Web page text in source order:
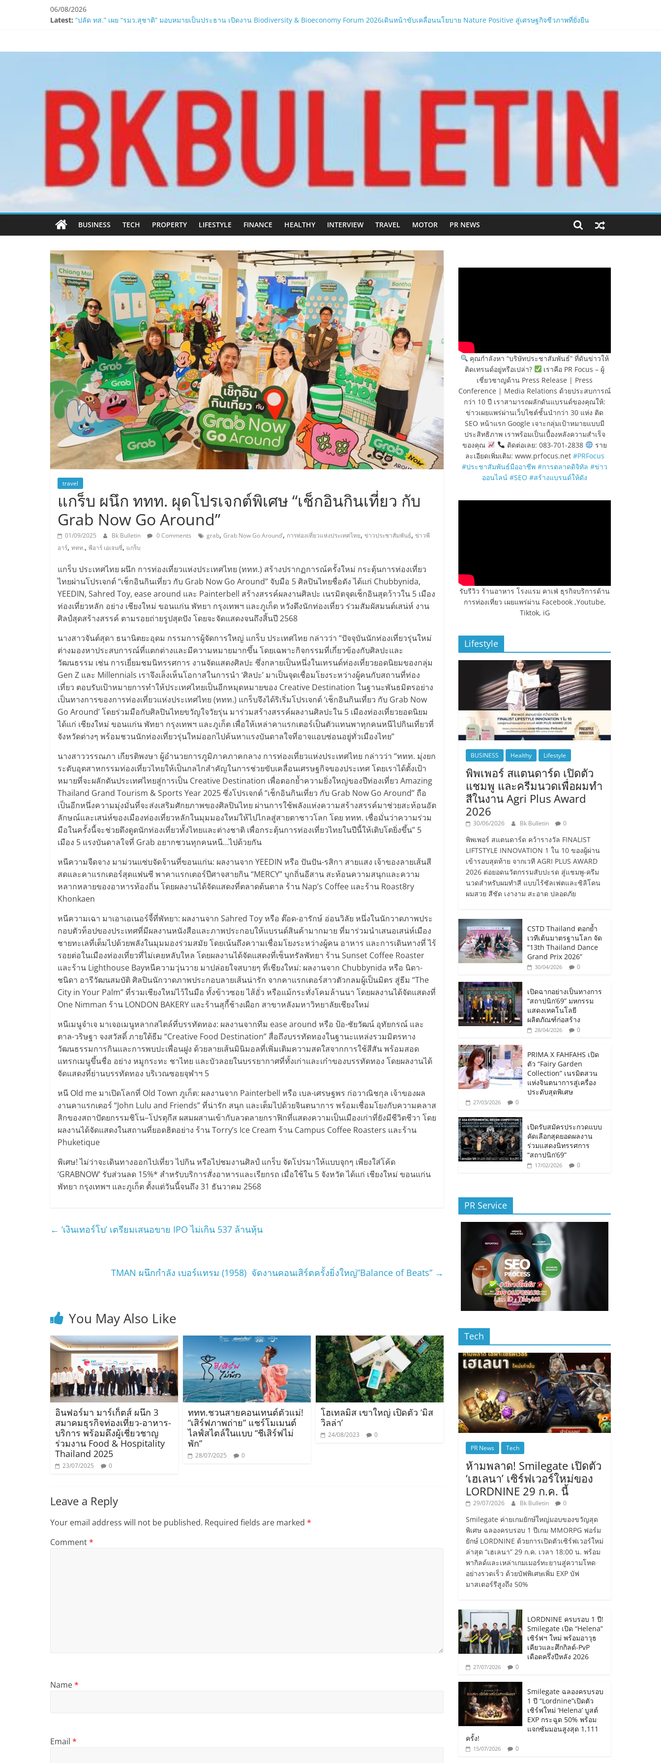
06/08/2026
Latest: “ปลัด ทส.” เผย “รมว.สุชาติ” มอบหมายเป็นประธาน เปิดงาน Biodiversity & Bioeconomy Forum 2026เดินหน้าขับเคลื่อนนโยบาย Nature Positive สู่เศรษฐกิจชีวภาพที่ยั่งยืน
Smilegate ฉลองครบรอบ 1 ปี “Lordnine”เปิดตัวเซิร์ฟใหม่ ‘Helena’ บูสต์ EXP กระฉูด 50% พร้อมแจกซัมมอนสูงสุด 1,111 ครั้ง!
ZTE จับมือ AIS อัปเกรด Backbone Networkสำหรับภาครัฐและองค์กรธุรกิจ มุ่งเสริมรากฐานเศรษฐกิจดิจิทัลให้แกร่งยิ่งขึ้น
www.bkbulletin.com
ข่าว
ครบ
ด้าน
BUSINESS TECH PROPERTY LIFESTYLE FINANCE HEALTHY INTERVIEW TRAVEL MOTOR PR NEWS
travel
แกร็บ ผนึก ททท. ผุดโปรเจกต์พิเศษ “เช็กอินกินเที่ยว กับ
Grab Now Go Around”
01/09/2025 Bk Bulletin 0 Comments grab, Grab Now Go Around’, การท่องเที่ยวแห่งประเทศไทย, ข่าวประชาสัมพันธ์, ข่าวพี
อาร์, ททท., พีอาร์ เอเจนซี่, แกร็บ
แกร็บ ประเทศไทย ผนึก การท่องเที่ยวแห่งประเทศไทย (ททท.) สร้างปรากฏการณ์ครั้งใหม่ กระตุ้นการท่องเที่ยว
ไทยผ่านโปรเจกต์ “เช็กอินกินเที่ยว กับ Grab Now Go Around” จับมือ 5 ศิลปินไทยชื่อดัง ได้แก่ Chubbynida,
YEEDIN, Sahred Toy, ease around และ Painterbell สร้างสรรค์ผลงานศิลปะ เนรมิตจุดเช็กอินสุดว้าวใน 5 เมือง
ท่องเที่ยวหลัก อย่าง เชียงใหม่ ขอนแก่น พัทยา กรุงเทพฯ และภูเก็ต หวังดึงนักท่องเที่ยว ร่วมสัมผัสมนต์เสน่ห์ งาน
ศิลป์สุดสร้างสรรค์ ตามรอยถ่ายรูปสุดปัง โดยจะจัดแสดงจนถึงสิ้นปี 2568
นางสาวจันต์สุดา ธนานิตยะอุดม กรรมการผู้จัดการใหญ่ แกร็บ ประเทศไทย กล่าวว่า “ปัจจุบันนักท่องเที่ยวรุ่นใหม่
ต่างมองหาประสบการณ์ที่แตกต่างและมีความหมายมากขึ้น โดยเฉพาะกิจกรรมที่เกี่ยวข้องกับศิลปะและ
วัฒนธรรม เช่น การเยี่ยมชมนิทรรศการ งานจัดแสดงศิลปะ ซึ่งกลายเป็นหนึ่งในเทรนด์ท่องเที่ยวยอดนิยมของกลุ่ม
Gen Z และ Millennials เราจึงเล็งเห็นโอกาสในการนำ ‘ศิลปะ’ มาเป็นจุดเชื่อมโยงระหว่างผู้คนกับสถานที่ท่อง
เที่ยว ตอบรับเป้าหมายการทำให้ประเทศไทยเป็นอีกหมุดหมายของ Creative Destination ในฐานะพันธมิตรอย่าง
เป็นทางการของการท่องเที่ยวแห่งประเทศไทย (ททท.) แกร็บจึงได้ริเริ่มโปรเจกต์ ‘เช็กอินกินเที่ยว กับ Grab Now
Go Around’ โดยร่วมมือกับศิลปินไทยขวัญใจวัยรุ่น มาร่วมสร้างสรรค์ผลงานศิลปะใน 5 เมืองท่องเที่ยวยอดนิยม
ได้แก่ เชียงใหม่ ขอนแก่น พัทยา กรุงเทพฯ และภูเก็ต เพื่อให้เหล่าคาแรกเตอร์เป็นตัวแทนพาทุกคนหนีไปกินเที่ยวที่
จังหวัดต่างๆ พร้อมชวนนักท่องเที่ยวรุ่นใหม่ออกไปค้นหาแรงบันดาลใจที่อาจแอบซ่อนอยู่ทั่วเมืองไทย”
นางสาววรรณภา เกียรติพงษา ผู้อำนวยการภูมิภาคภาคกลาง การท่องเที่ยวแห่งประเทศไทย กล่าวว่า “ททท. มุ่งยก
ระดับอุตสาหกรรมท่องเที่ยวไทยให้เป็นกลไกสำคัญในการช่วยขับเคลื่อนเศรษฐกิจของประเทศ โดยเราได้ตั้งเป้า
หมายที่จะผลักดันประเทศไทยสู่การเป็น Creative Destination เพื่อตอกย้ำความยิ่งใหญ่ของปีท่องเที่ยว Amazing
Thailand Grand Tourism & Sports Year 2025 ซึ่งโปรเจกต์ “เช็กอินกินเที่ยว กับ Grab Now Go Around” ถือ
เป็นอีกหนึ่งความมุ่งมั่นที่จะส่งเสริมศักยภาพของศิลปินไทย ผ่านการใช้พลังแห่งความสร้างสรรค์มาช่วยสะท้อนอัต
ลักษณ์และเสน่ห์ของเมืองท่องเที่ยวหลักในมุมมองใหม่ให้ไปไกลสู่สายตาชาวโลก โดย ททท. เชื่อมั่นว่าความร่วม
มือในครั้งนี้จะช่วยดึงดูดนักท่องเที่ยวทั้งไทยและต่างชาติ เพื่อกระตุ้นการท่องเที่ยวไทยในปีนี้ให้เติบโตยิ่งขึ้น” 5
เมือง 5 แรงบันดาลใจที่ Grab อยากชวนทุกคนหนี…ไปด้วยกัน
หนีความจืดจาง มาม่วนแซ่บจัดจ้านที่ขอนแก่น: ผลงานจาก YEEDIN หรือ ปันปัน-รสิกา สายแสง เจ้าของลายเส้นสี
สดและคาแรกเตอร์สุดแฟนซี พาคาแรกเตอร์ปีศาจสายกิน “MERCY” บุกถิ่นอีสาน สะท้อนความสนุกและความ
หลากหลายของอาหารท้องถิ่น โดยผลงานได้จัดแสดงที่ตลาดต้นตาล ร้าน Nap’s Coffee และร้าน Roast8ry
Khonkaen
หนีความเฉา มาเอาเอเนอร์จี้ที่พัทยา: ผลงานจาก Sahred Toy หรือ ต๊อด-อารักษ์ อ่อนวิลัย หนึ่งในนักวาดภาพประ
กอบตัวท็อปของประเทศที่มีผลงานหนังสือและภาพประกอบให้แบรนด์สินค้ามากมาย ที่มาร่วมนำเสนอเสน่ห์เมือง
ชายทะเลที่เต็มไปด้วยพลังในมุมมองร่วมสมัย โดยเน้นถึงความเชื่อมโยงระหว่างผู้คน อาหาร และการเดินทางที่ ไร้
รอยต่อในเมืองท่องเที่ยวที่ไม่เคยหลับใหล โดยผลงานได้จัดแสดงที่เซ็นทรัลพัทยา ร้าน Sunset Coffee Roaster
และร้าน Lighthouse Bayหนีความวุ่นวาย มาปล่อยใจสบายๆ ที่เชียงใหม่: ผลงานจาก Chubbynida หรือ นิดา-
ชนิดา อารีวัฒนสมบัติ ศิลปินนักวาดภาพประกอบลายเส้นน่ารัก จากคาแรกเตอร์สาวตัวกลมผู้เป็นมิตร สู่ธีม “The
City in Your Palm” ที่รวมเชียงใหม่ไว้ในมือ ทั้งข้าวซอย ไส้อั่ว หรือแม้กระทั่งโคมล้านนา โดยผลงานได้จัดแสดงที่
One Nimman ร้าน LONDON BAKERY และร้านสุกี้ช้างเผือก สาขาหลังมหาวิทยาลัยเชียงใหม่
หนีเมนูจำเจ มาเจอเมนูหลากสไตล์ที่บรรทัดทอง: ผลงานจากทีม ease around หรือ ป้อ-ชัยวัฒน์ อุทัยกรณ์ และ
ตาล-วริษฐา จงสวัสดิ์ ภายใต้ธีม “Creative Food Destination” สื่อถึงบรรทัดทองในฐานะแหล่งรวมมิตรทาง
วัฒนธรรมการกินและการพบปะเพื่อนฝูง ด้วยลายเส้นมินิมอลที่เพิ่มเติมความสดใสจากการใช้สีสัน พร้อมสอด
แทรกเมนูขึ้นชื่อ อย่าง หมูกระทะ ชาไทย และบัวลอยในบรรยากาศที่ทั้งเก่าและเก๋าของบรรทัดทอง โดยผลงานได้
จัดแสดงที่ย่านบรรทัดทอง บริเวณซอยจุฬาฯ 5
หนี Old me มาเปิดโลกที่ Old Town ภูเก็ต: ผลงานจาก Painterbell หรือ เบล-เศรษฐพร ก่อวาณิชกุล เจ้าของผล
งานคาแรกเตอร์ “John Lulu and Friends” ที่น่ารัก สนุก และเต็มไปด้วยจินตนาการ พร้อมเชื่อมโยงกับความคลาส
สิกของสถาปัตยกรรมชิโน–โปรตุกีส ผสมผสานเข้ากับลวดลายกราฟิกที่แสดงความเป็นเมืองเก่าที่ยังมีชีวิตชีวา โดย
ผลงานได้จัดแสดงในสถานที่ยอดฮิตอย่าง ร้าน Torry’s Ice Cream ร้าน Campus Coffee Roasters และร้าน
Phuketique
พิเศษ! ไม่ว่าจะเดินทางออกไปเที่ยว ไปกิน หรือไปชมงานศิลป์ แกร็บ จัดโปรมาให้แบบจุกๆ เพียงใส่โค้ด
‘GRABNOW’ รับส่วนลด 15%* สำหรับบริการสั่งอาหารและเรียกรถ เมื่อใช้ใน 5 จังหวัด ได้แก่ เชียงใหม่ ขอนแก่น
พัทยา กรุงเทพฯ และภูเก็ต ตั้งแต่วันนี้จนถึง 31 ธันวาคม 2568
← ‘เงินเทอร์โบ’ เตรียมเสนอขาย IPO ไม่เกิน 537 ล้านหุ้น
TMAN ผนึกกำลัง เบอร์แทรม (1958) จัดงานคอนเสิร์ตครั้งยิ่งใหญ่”Balance of Beats” →
You May Also Like
อินฟอร์มา มาร์เก็ตส์ ผนึก 3
สมาคมธุรกิจท่องเที่ยว-อาหาร-
บริการ พร้อมดึงผู้เชี่ยวชาญ
ร่วมงาน Food & Hospitality
Thailand 2025
23/07/2025 0
ททท.ชวนสายคอนเทนต์ตัวแม่!
“เสิร์ฟภาพถ่าย” แชร์โมเมนต์
ไลฟ์สไตล์ในแบบ “ชีเสิร์ฟไม่
พัก”
28/07/2025 0
โฮเทลมิส เขาใหญ่ เปิดตัว ‘มิส
วิลล่า’
24/08/2023 0
Leave a Reply
Your email address will not be published. Required fields are marked *
Comment*
Name*
Email *
คุณกำลังหา “บริษัทประชาสัมพันธ์” ที่ดันข่าวให้
ติดเทรนด์อยู่หรือเปล่า?
เราคือ PR Focus – ผู้
เชี่ยวชาญด้าน Press Release | Press
Conference | Media Relations ด้วยประสบการณ์
กว่า 10 ปี เราสามารถผลักดันแบรนด์ของคุณให้:
ข่าวเผยแพร่ผ่านเว็บไซต์ชั้นนำกว่า 30 แห่ง ติด
SEO หน้าแรก Google เจาะกลุ่มเป้าหมายแบบมี
ประสิทธิภาพ เราพร้อมเป็นเบื้องหลังความสำเร็จ
ของคุณ
ติดต่อเลย: 083-701-2838
ราย
ละเอียดเพิ่มเติม: www.prfocus.net #PRFocus
#ประชาสัมพันธ์มืออาชีพ #การตลาดดิจิทัล #ข่าว
ออนไลน์ #SEO #สร้างแบรนด์ให้ดัง
รับรีวิว ร้านอาหาร โรงแรม คาเฟ่ ธุรกิจบริการด้าน
การท่องเที่ยว เผยแพร่ผ่าน Facebook ,Youtube,
Tiktok, iG
Lifestyle
BUSINESS Healthy Lifestyle
พิพเพอร์ สแตนดาร์ด เปิดตัว
แชมพู และครีมนวดเพื่อผมทำ
สีในงาน Agri Plus Award
2026
30/06/2026 Bk Bulletin 0
พิพเพอร์ สแตนดาร์ด คว้ารางวัล FINALIST
LIFTSTYLE INNOVATION 1 ใน 10 ของผู้ผ่าน
เข้ารอบสุดท้าย จากเวที AGRI PLUS AWARD
2026 ต่อยอดนวัตกรรมสับปะรด สู่แชมพู-ครีม
นวดสำหรับผมทำสี แบบไร้ซัลเฟตและซิลิโคน
ผมสวย สีชัด เงางาม สะอาด ปลอดภัย
CSTD Thailand ตอกย้ำ
เวทีเต้นมาตรฐานโลก จัด
“13th Thailand Dance
Grand Prix 2026”
30/04/2026 0
เปิดฉากอย่างเป็นทางการ
“สถาปนิก’69” มหกรรม
แสดงเทคโนโลยี
ผลิตภัณฑ์ก่อสร้าง
28/04/2026 0
PRIMA X FAHFAHS เปิด
ตัว “Fairy Garden
Collection” เนรมิตสวน
แห่งจินตนาการสู่เครื่อง
ประดับสุดพิเศษ
27/03/2026 0
เปิดรับสมัครประกวดแบบ
คัดเลือกสุดยอดผลงาน
ร่วมแสดงนิทรรศการ
“สถาปนิก’69”
17/02/2026 0
PR Service
Tech
PR News Tech
ห้ามพลาด! Smilegate เปิดตัว
‘เฮเลนา’ เซิร์ฟเวอร์ใหม่ของ
LORDNINE 29 ก.ค. นี้
29/07/2026 Bk Bulletin 0
Smilegate ค่ายเกมยักษ์ใหญ่มอบของขวัญสุด
พิเศษ ฉลองครบรอบ 1 ปีเกม MMORPG ฟอร์ม
ยักษ์ LORDNINE ด้วยการเปิดตัวเซิร์ฟเวอร์ใหม่
ล่าสุด “เฮเลนา” 29 ก.ค. เวลา 18:00 น. พร้อม
พากิลด์และเหล่าเกมเมอร์ทะยานสู่ความโหด
อย่างรวดเร็ว ด้วยบัฟพิเศษเพิ่ม EXP บัฟ
มาสเตอร์รีสูงถึง 50%
LORDNINE ครบรอบ 1 ปี!
Smilegate เปิด “Helena”
เซิร์ฟฯ ใหม่ พร้อมอาวุธ
เคียวและศึกกิลด์-PvP
เดือดครึ่งปีหลัง 2026
27/07/2026 0
Smilegate ฉลองครบรอบ
1 ปี “Lordnine”เปิดตัว
เซิร์ฟใหม่ ‘Helena’ บูสต์
EXP กระฉูด 50% พร้อม
แจกซัมมอนสูงสุด 1,111
ครั้ง!
15/07/2026 0